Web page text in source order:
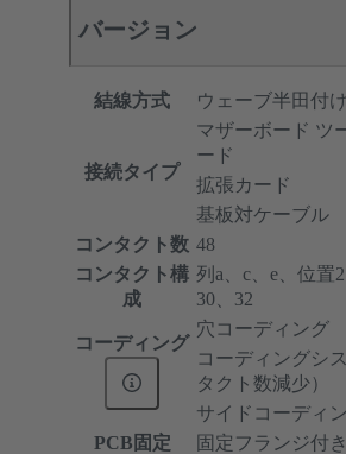
バージョン
結線方式 ウェーブ半田付
接続タイプ
マザーボード ツ
ード
拡張カード
基板対ケーブル
コンタクト数 48
コンタクト構
成
列a、c、e、位置2
30、32
コーディング
穴コーディング
コーディングシ
タクト数減少）
サイドコーディ
PCB固定
固定フランジ付き